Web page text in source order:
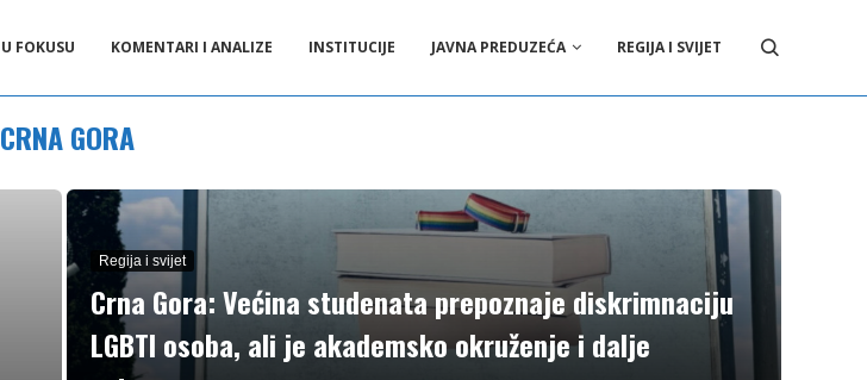
U FOKUSU KOMENTARI I ANALIZE INSTITUCIJE JAVNA PREDUZEĆA REGIJA I SVIJET
CRNA GORA
Regija i svijet
Crna Gora: Većina studenata prepoznaje diskrimnaciju
LGBTI osoba, ali je akademsko okruženje i dalje